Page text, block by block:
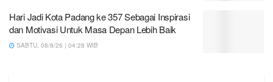
Hari Jadi Kota Padang ke 357 Sebagai Inspirasi
dan Motivasi Untuk Masa Depan Lebih Baik
SABTU, 08/8/26 | 04:28 WIB